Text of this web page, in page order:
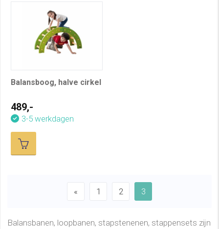
Balansboog, halve cirkel
489,-
3-5 werkdagen
« 1 2 3
Balansbanen, loopbanen, stapstenenen, stappensets zijn